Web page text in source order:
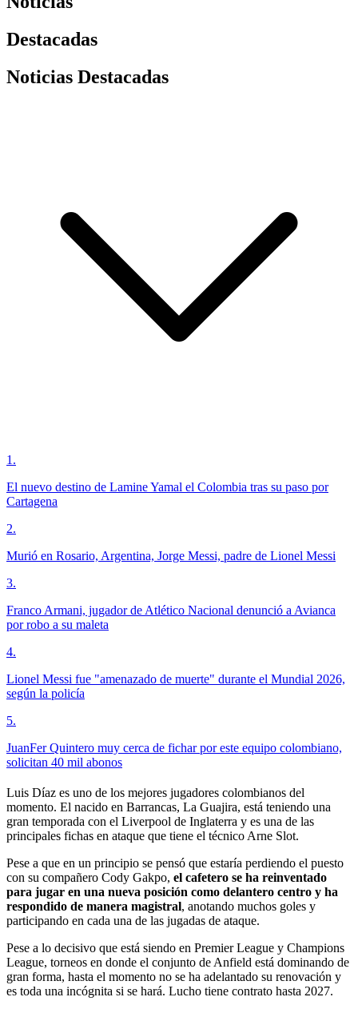
Destacadas
Noticias Destacadas
1 .
El nuevo destino de Lamine Yamal el Colombia tras su paso por
Cartagena
2.
Murió en Rosario, Argentina, Jorge Messi, padre de Lionel Messi
3.
Franco Armani, jugador de Atlético Nacional denunció a Avianca
por robo a su maleta
4.
Lionel Messi fue "amenazado de muerte" durante el Mundial 2026,
según la policía
5.
JuanFer Quintero muy cerca de fichar por este equipo colombiano,
solicitan 40 mil abonos
Luis Díaz es uno de los mejores jugadores colombianos del
momento. El nacido en Barrancas, La Guajira, está teniendo una
gran temporada con el Liverpool de Inglaterra y es una de las
principales fichas en ataque que tiene el técnico Arne Slot.
Pese a que en un principio se pensó que estaría perdiendo el puesto
con su compañero Cody Gakpo, el cafetero se ha reinventado
para jugar en una nueva posición como delantero centro y ha
respondido de manera magistral, anotando muchos goles y
participando en cada una de las jugadas de ataque.
Pese a lo decisivo que está siendo en Premier League y Champions
League, torneos en donde el conjunto de Anfield está dominando de
gran forma, hasta el momento no se ha adelantado su renovación y
es toda una incógnita si se hará. Lucho tiene contrato hasta 2027.